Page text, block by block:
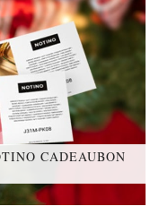
CADEAUBON